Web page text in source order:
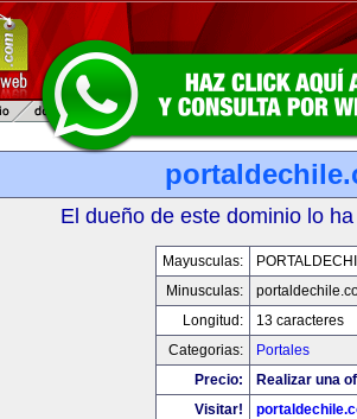
El dueño de este dominio lo
Mayusculas:
Minusculas:
Longitud:
13 caracteres
Categorias:
Portales
Precio:
Realizar una
Visitar!